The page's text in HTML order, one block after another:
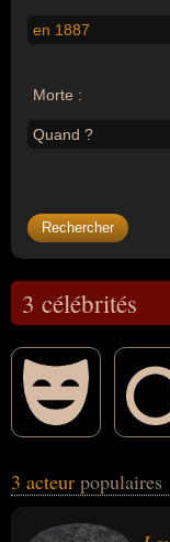
en 1887
Morte :
Quand ?
3 célébrités
peuvent avoir des
artiste, enseignant,
3 acteur populaires